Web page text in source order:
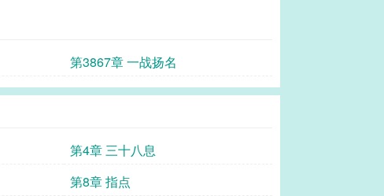
第3867章 一战扬名
第4章 三十八息
第8章 指点